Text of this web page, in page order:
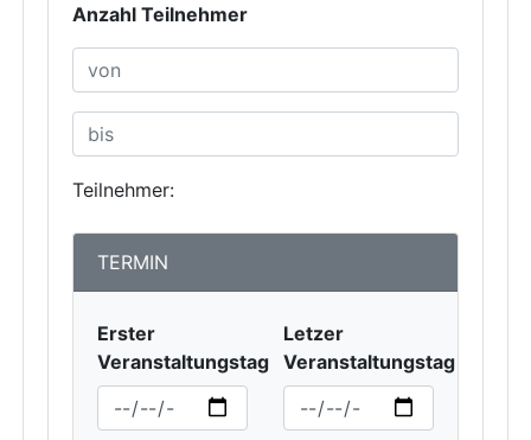
Anzahl Teilnehmer
Teilnehmer:
TERMIN
Erster
Veranstaltungstag
Letzer
Veranstaltungstag